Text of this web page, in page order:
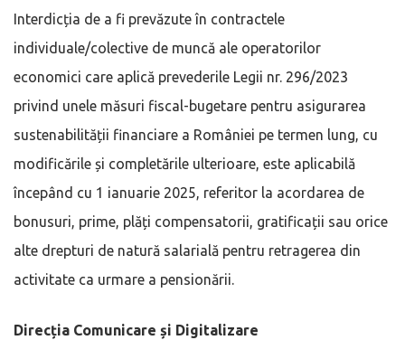
Interdicția de a fi prevăzute în contractele
individuale/colective de muncă ale operatorilor
economici care aplică prevederile Legii nr. 296/2023
privind unele măsuri fiscal-bugetare pentru asigurarea
sustenabilității financiare a României pe termen lung, cu
modificările și completările ulterioare, este aplicabilă
începând cu 1 ianuarie 2025, referitor la acordarea de
bonusuri, prime, plăți compensatorii, gratificații sau orice
alte drepturi de natură salarială pentru retragerea din
activitate ca urmare a pensionării.
Direcția Comunicare și Digitalizare